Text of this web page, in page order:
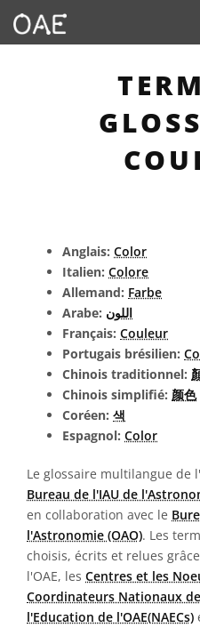
Anglais: Color
Italien: Colore
Allemand: Farbe
Arabe: اللون
Français: Couleur
Portugais brésilien:
Chinois traditionnel:
Chinois simplifié: 颜色
Coréen: 색
Espagnol: Color
Le glossaire multilangue de
Bureau de l'IAU de
en collaboration avec le
l'Astronomie (OAO). Les
choisis, écrits et relues
l'OAE, les Centres et les
Coordinateurs Nationaux
l'Education de l'OAE(NAECs)